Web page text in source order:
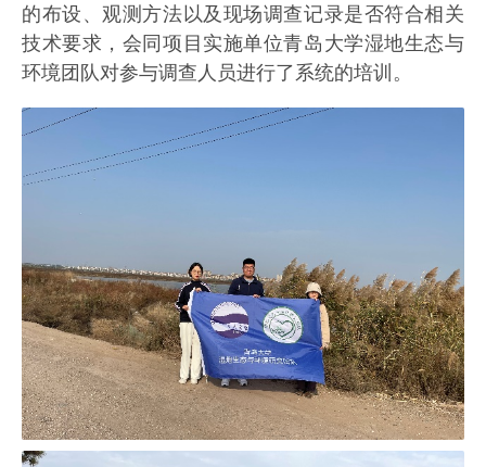
的布设、观测方法以及现场调查记录是否符合相关
技术要求，会同项目实施单位青岛大学湿地生态与
环境团队对参与调查人员进行了系统的培训。